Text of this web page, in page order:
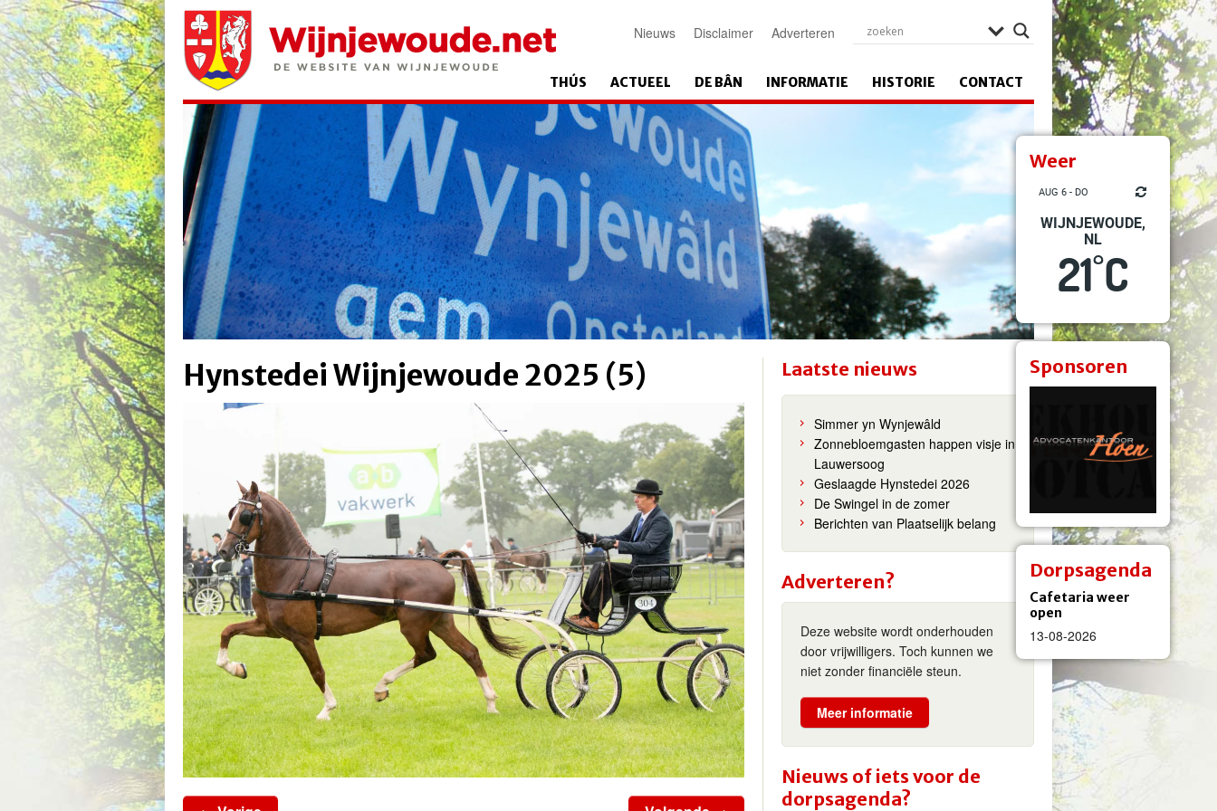
Weer
AUG 6 - DO
WIJNJEWOUDE,
NL
21°C
Sponsoren
Dorpsagenda
Cafetaria weer
open
13-08-2026
Nieuws Disclaimer Adverteren
THÚS ACTUEEL DE BÂN INFORMATIE HISTORIE CONTACT
Hynstedei Wijnjewoude 2025 (5) Laatste nieuws
Simmer yn Wynjewâld
Zonnebloemgasten happen visje in
Lauwersoog
Geslaagde Hynstedei 2026
De Swingel in de zomer
Berichten van Plaatselijk belang
Adverteren?
Deze website wordt onderhouden
door vrijwilligers. Toch kunnen we
niet zonder financiële steun.
Meer informatie
Nieuws of iets voor de
dorpsagenda?